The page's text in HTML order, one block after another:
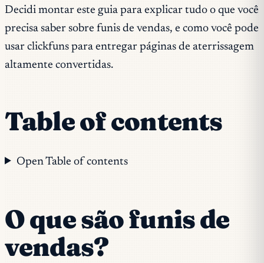
Decidi montar este guia para explicar tudo o que você
precisa saber sobre funis de vendas, e como você pode
usar clickfuns para entregar páginas de aterrissagem
altamente convertidas.
Table of contents
Open Table of contents
O que são funis de
vendas?